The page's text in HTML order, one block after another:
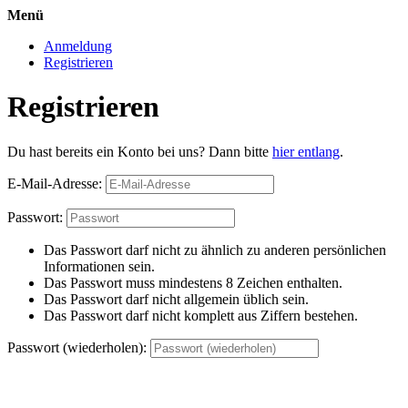
Menü
Anmeldung
Registrieren
Registrieren
Du hast bereits ein Konto bei uns? Dann bitte hier entlang.
E-Mail-Adresse:
Passwort:
Das Passwort darf nicht zu ähnlich zu anderen persönlichen
Informationen sein.
Das Passwort muss mindestens 8 Zeichen enthalten.
Das Passwort darf nicht allgemein üblich sein.
Das Passwort darf nicht komplett aus Ziffern bestehen.
Passwort (wiederholen):